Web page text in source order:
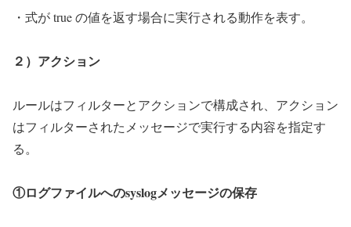
・式が true の値を返す場合に実行される動作を表す。
２）アクション
ルールはフィルターとアクションで構成され、アクション
はフィルターされたメッセージで実行する内容を指定す
る。
①ログファイルへのsyslogメッセージの保存